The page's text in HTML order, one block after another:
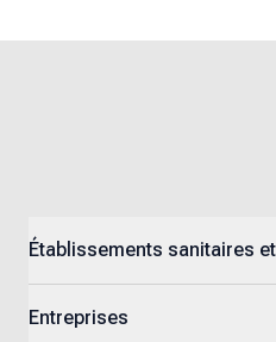
Établissements sanitaires
Entreprises